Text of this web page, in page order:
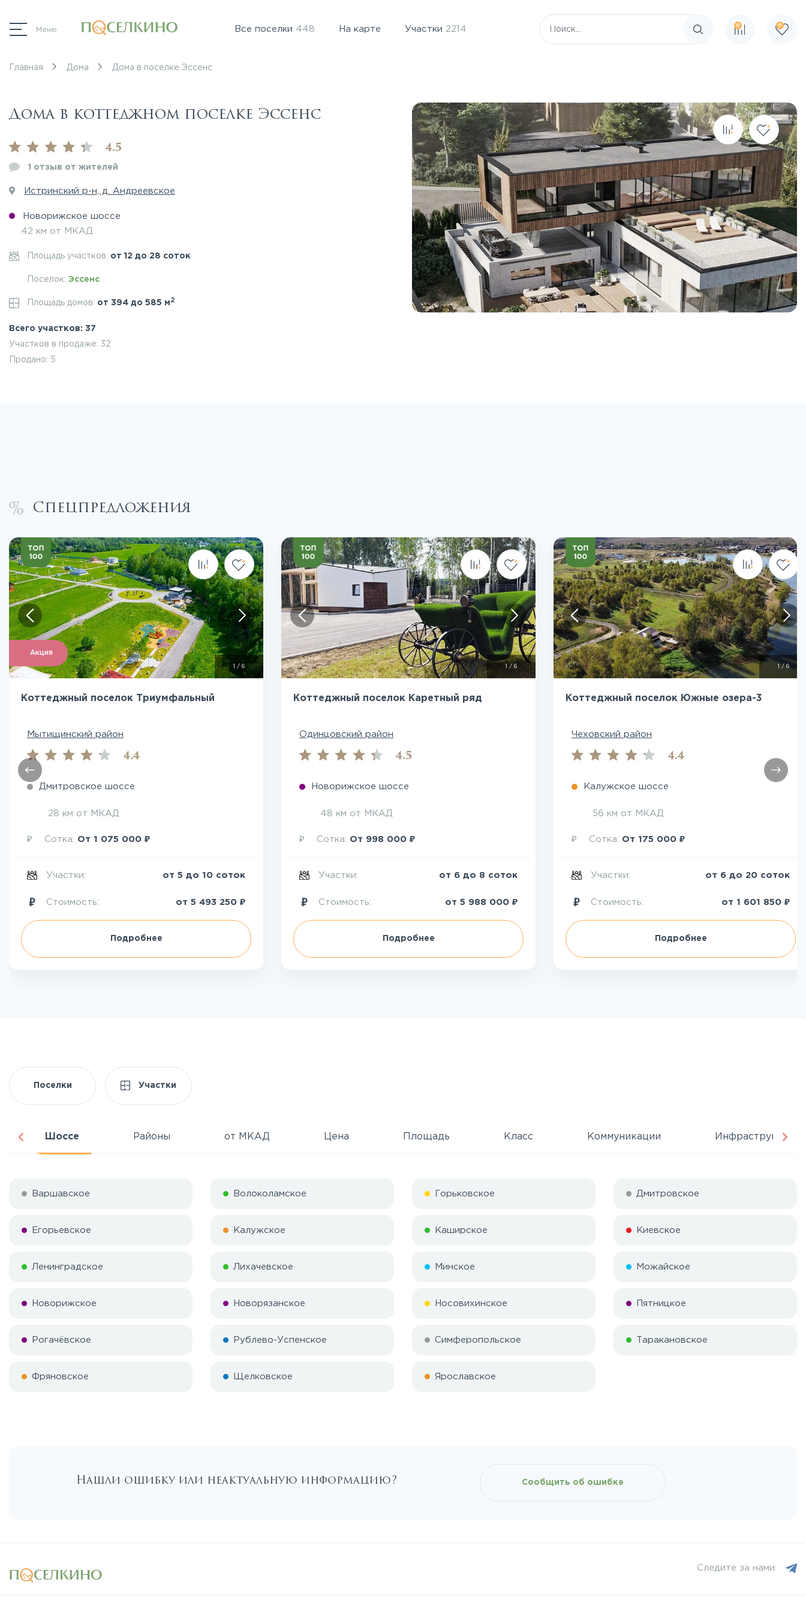
Меню Все поселки 448 На карте Участки 2214
Поиск по сайту
0 0
Главная Дома Дома в поселке Эссенс
Дома в коттеджном поселке Эссенс
4.5
1 отзыв от жителей
Истринский р-н, д. Андреевское
Новорижское шоссе
42 км от МКАД
Площадь участков: от 12 до 28 соток
Поселок: Эссенс
Площадь домов: от 394 до 585 м 2
Всего участков: 37
Участков в продаже: 32
Продано: 5
Спецпредложения
Акция
/ 6
Коттеджный поселок Триумфальный
Мытищинский район
4.4
Дмитровское шоссе
28 км от МКАД
₽ Сотка: От 1 075 000 ₽
Участки: от 5 до 10 соток
Стоимость: от 5 493 250 ₽
Подробнее
Посмотреть все фото
/ 6
Коттеджный поселок Каретный ряд
Одинцовский район
4.5
Новорижское шоссе
48 км от МКАД
₽ Сотка: От 998 000 ₽
Участки: от 6 до 8 соток
Стоимость: от 5 988 000 ₽
Подробнее
Посмотреть все фото
/6
Коттеджный поселок Южные озера-3
Чеховский район
4.4
Калужское шоссе
56 км от МКАД
₽ Сотка: От 175 000 ₽
Участки: от 6 до 20 соток
Стоимость: от 1 601 850 ₽
Подробнее
Посмотреть все фото
Поселки Участки
Шоссе Районы от МКАД Цена Площадь Класс Коммуникации Инфраструктура
Варшавское Волоколамское Горьковское Дмитровское
Егорьевское Калужское Каширское Киевское
Ленинградское Лихачевское Минское Можайское
Новорижское Новорязанское Носовихинское Пятницкое
Рогачёвское Рублево-Успенское Симферопольское Таракановское
Фряновское Щелковское Ярославское
Нашли ошибку или неактуальную информацию? Сообщить об ошибке
Следите за нами: